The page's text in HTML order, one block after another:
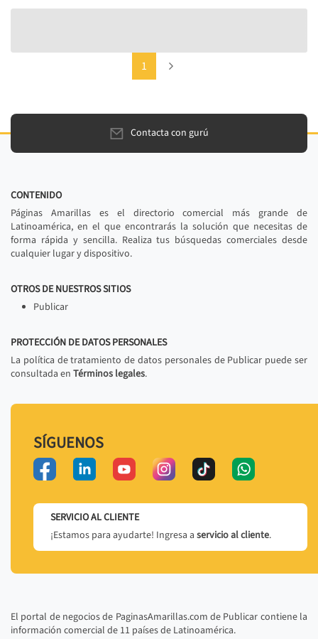
1(current)
Contacta con gurú
CONTENIDO
Páginas Amarillas es el directorio comercial más grande de
Latinoamérica, en el que encontrarás la solución que necesitas de
forma rápida y sencilla. Realiza tus búsquedas comerciales desde
cualquier lugar y dispositivo.
OTROS DE NUESTROS SITIOS
Publicar
PROTECCIÓN DE DATOS PERSONALES
La política de tratamiento de datos personales de Publicar puede ser
consultada en Términos legales.
SÍGUENOS
SERVICIO AL CLIENTE
¡Estamos para ayudarte! Ingresa a servicio al cliente.
El portal de negocios de PaginasAmarillas.com de Publicar contiene la
información comercial de 11 países de Latinoamérica.